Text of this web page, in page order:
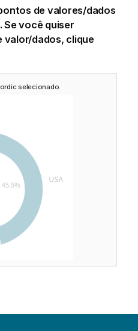
de valores/dados
Se você quiser
valor/dados, clique
selecionado.